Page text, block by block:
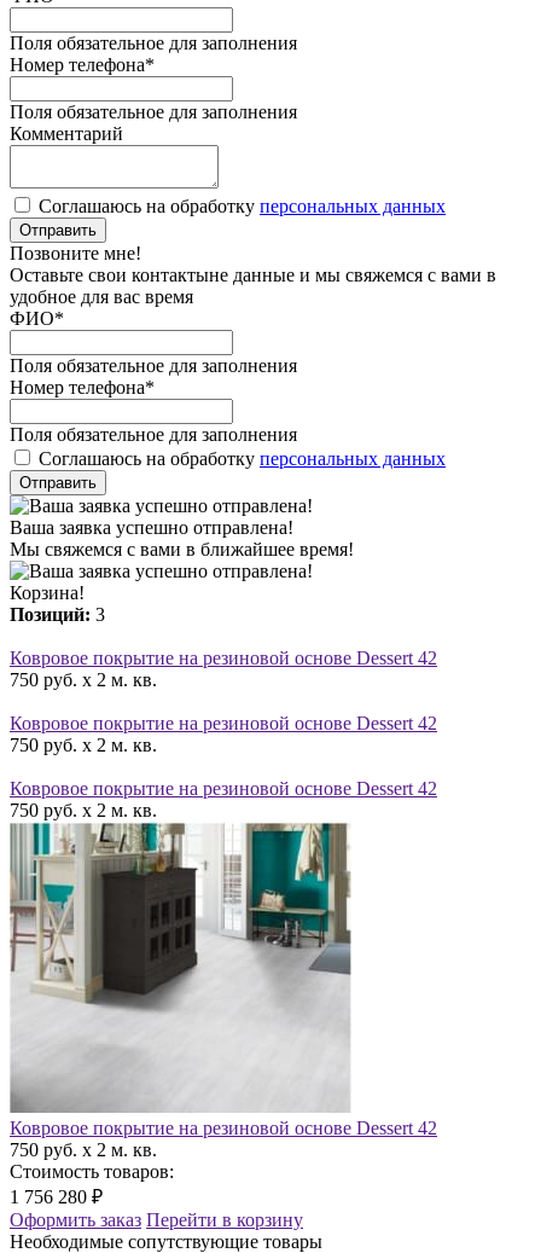
Поля обязательное для заполнения
Номер телефона*
Поля обязательное для заполнения
Комментарий
Соглашаюсь на обработку персональных данных
Отправить
Позвоните мне!
Оставьте свои контактыне данные и мы свяжемся с вами в
удобное для вас время
ФИО*
Поля обязательное для заполнения
Номер телефона*
Поля обязательное для заполнения
Соглашаюсь на обработку персональных данных
Отправить
Ваша заявка успешно отправлена!
Мы свяжемся с вами в ближайшее время!
Корзина!
Позиций: 3
Ковровое покрытие на резиновой основе Dessert 42
750 руб. x 2 м. кв.
Ковровое покрытие на резиновой основе Dessert 42
750 руб. x 2 м. кв.
Ковровое покрытие на резиновой основе Dessert 42
750 руб. x 2 м. кв.
Ковровое покрытие на резиновой основе Dessert 42
750 руб. x 2 м. кв.
Стоимость товаров:
1 756 280 ₽
Оформить заказ Перейти в корзину
Необходимые сопутствующие товары